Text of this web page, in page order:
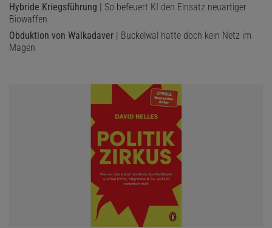
Hybride Kriegsführung | So befeuert KI den Einsatz neuartiger
Biowaffen
Obduktion von Walkadaver | Buckelwal hatte doch kein Netz im
Magen